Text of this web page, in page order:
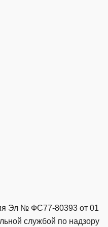
Эл № ФС77-80393 от 01
службой по надзору